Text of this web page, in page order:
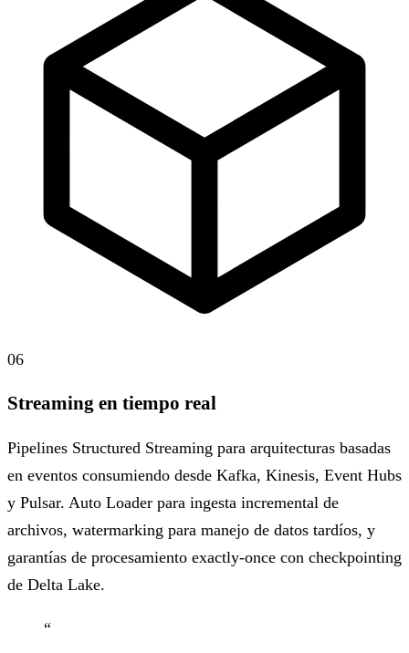
06
Streaming en tiempo real
Pipelines Structured Streaming para arquitecturas basadas
en eventos consumiendo desde Kafka, Kinesis, Event Hubs
y Pulsar. Auto Loader para ingesta incremental de
archivos, watermarking para manejo de datos tardíos, y
garantías de procesamiento exactly-once con checkpointing
de Delta Lake.
“